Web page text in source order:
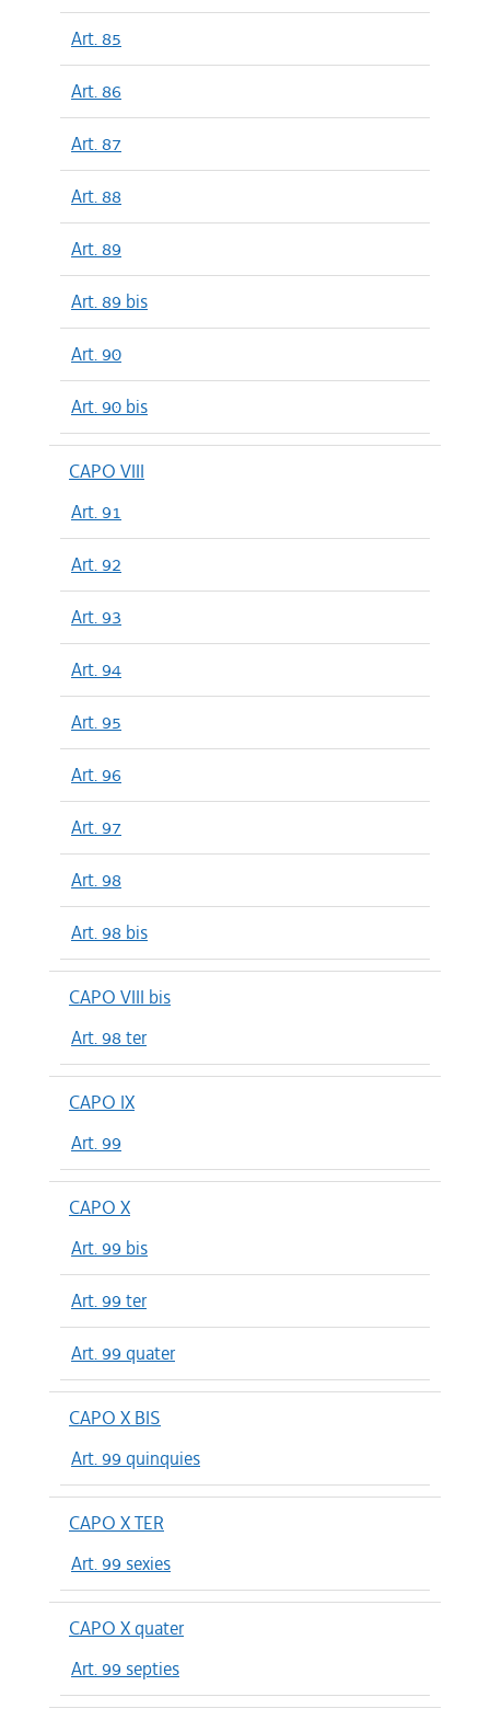
Art. 85
Art. 86
Art. 87
Art. 88
Art. 89
Art. 89 bis
Art. 90
Art. 90 bis
CAPO VIII
Art. 91
Art. 92
Art. 93
Art. 94
Art. 95
Art. 96
Art. 97
Art. 98
Art. 98 bis
CAPO VIII bis
Art. 98 ter
CAPO IX
Art. 99
CAPO X
Art. 99 bis
Art. 99 ter
Art. 99 quater
CAPO X BIS
Art. 99 quinquies
CAPO X TER
Art. 99 sexies
CAPO X quater
Art. 99 septies